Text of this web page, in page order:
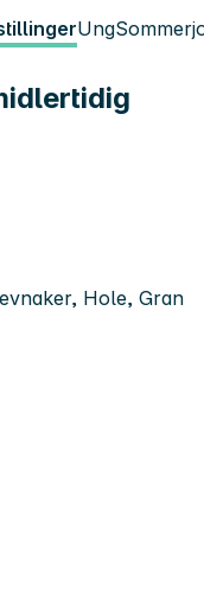
Ung
Hole, Gran